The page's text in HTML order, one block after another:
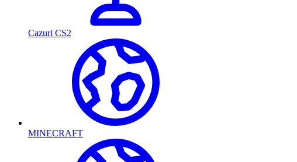
Cazuri CS2
MINECRAFT